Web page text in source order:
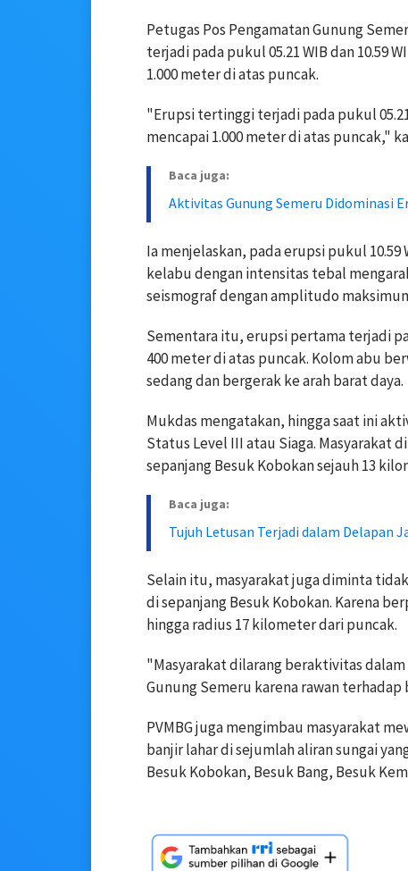
Petugas Pos Pengamatan Gunung
terjadi pada pukul 05.21 WIB dan 10.59
1.000 meter di atas puncak.
"Erupsi tertinggi terjadi pada pukul
mencapai 1.000 meter di atas puncak,"
Baca juga:
Aktivitas Gunung Semeru Didominasi
Ia menjelaskan, pada erupsi pukul
kelabu dengan intensitas tebal
seismograf dengan amplitudo
Sementara itu, erupsi pertama terjadi
400 meter di atas puncak. Kolom abu
sedang dan bergerak ke arah barat daya.
Mukdas mengatakan, hingga saat ini
Status Level III atau Siaga.
sepanjang Besuk Kobokan sejauh 13
Baca juga:
Tujuh Letusan Terjadi dalam Delapan
Selain itu, masyarakat juga diminta
di sepanjang Besuk Kobokan. Karena
hingga radius 17 kilometer dari puncak.
"Masyarakat dilarang beraktivitas
Gunung Semeru karena rawan
PVMBG juga mengimbau masyarakat
banjir lahar di sejumlah aliran sungai
Besuk Kobokan, Besuk Bang, Besuk